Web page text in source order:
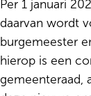
Per 1 januari
daarvan wordt
burgemeester
hierop is een
gemeenteraad,